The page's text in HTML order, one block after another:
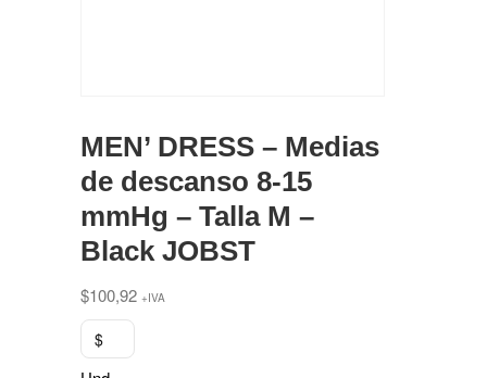
MEN’ DRESS – Medias
de descanso 8-15
mmHg – Talla M –
Black JOBST
$100,92 +IVA
$